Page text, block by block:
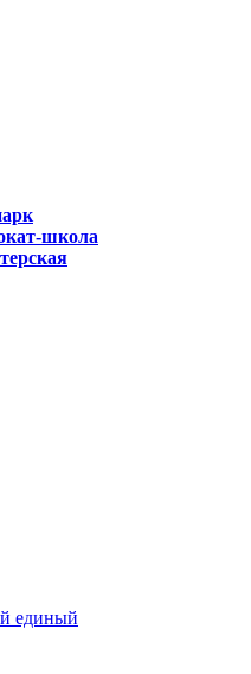
школа
единый